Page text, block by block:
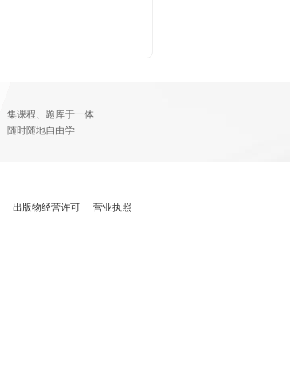
集课程、题库于一体
随时随地自由学
出版物经营许可
营业执照